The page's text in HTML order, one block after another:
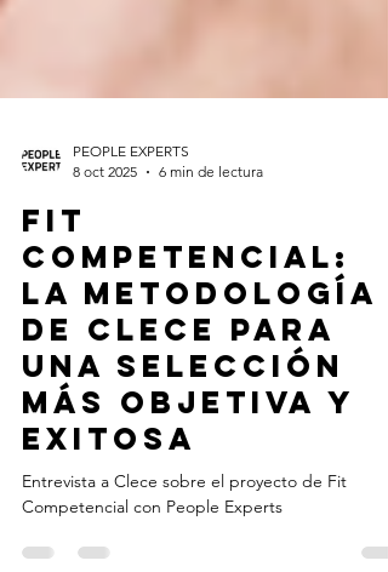
8 oct 2025
Fit
Competencial:
la metodología
de Clece para
una selección
más objetiva y
exitosa
Competencial con People Experts